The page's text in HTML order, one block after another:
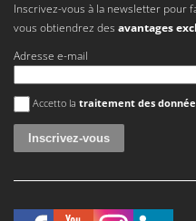
WIDU
Wiper EcoRobot
Wortex
Worx
Y Yard Force
Inscrivez-vous à la newsletter pour
vous obtiendrez des avantages
Adresse e-mail
Une erreur est survenue
Accetto la traitement des